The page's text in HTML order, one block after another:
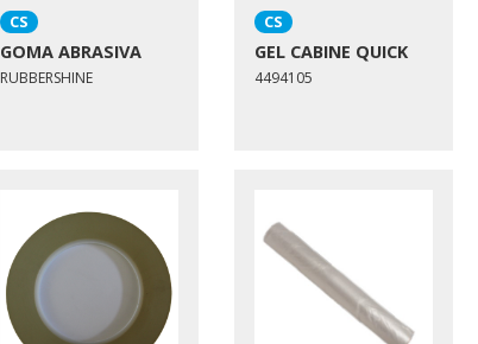
CS
GOMA ABRASIVA
RUBBERSHINE
CS
GEL CABINE QUICK
4494105